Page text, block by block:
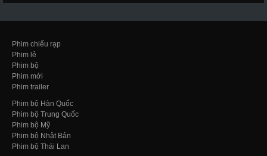
Phim chiếu rạp
Phim lẻ
Phim bộ
Phim mới
Phim trailer
Phim bộ Hàn Quốc
Phim bộ Trung Quốc
Phim bộ Mỹ
Phim bộ Nhật Bản
Phim bộ Thái Lan